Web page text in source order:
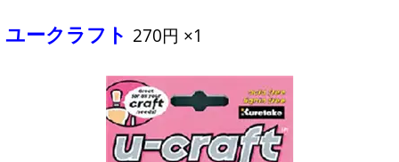
ユークラフト 270円 ×1